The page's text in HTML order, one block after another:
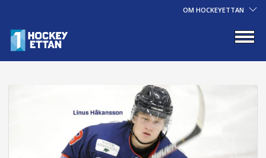
OM HOCKEYETTAN